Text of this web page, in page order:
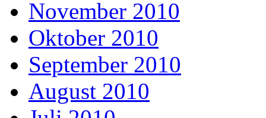
November 2010
Oktober 2010
September 2010
August 2010